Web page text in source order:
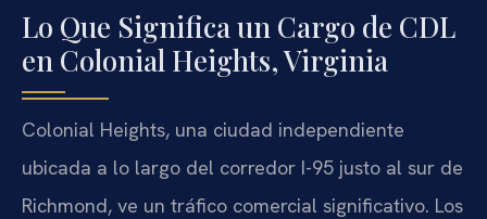
Lo Que Significa un Cargo de CDL
en Colonial Heights, Virginia
Colonial Heights, una ciudad independiente
ubicada a lo largo del corredor I-95 justo al sur de
Richmond, ve un tráfico comercial significativo. Los